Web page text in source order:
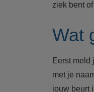
ziek bent
Wat
Eerst meld
met je
jouw beurt